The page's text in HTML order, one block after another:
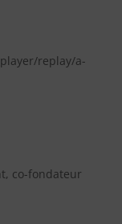
replay/a-
co-fondateur